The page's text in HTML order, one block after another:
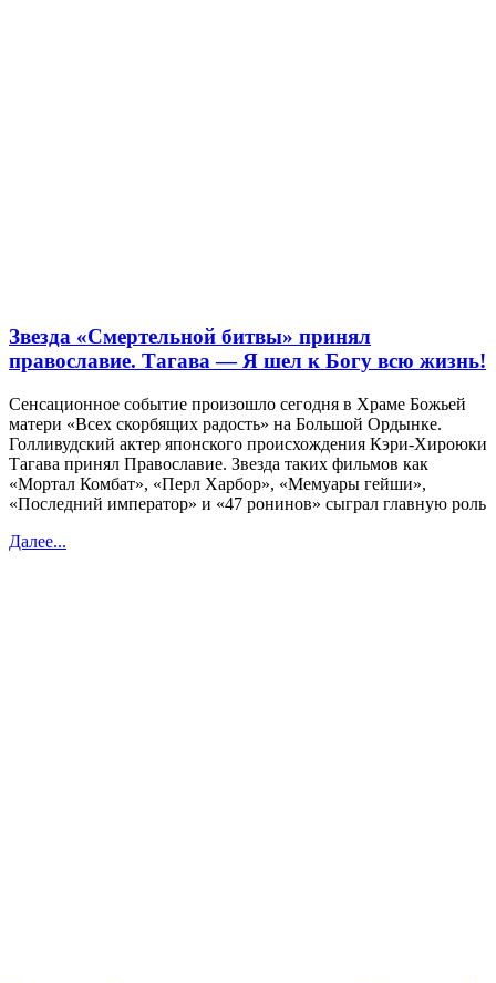
Звезда «Смертельной битвы» принял
православие. Тагава — Я шел к Богу всю жизнь!
Сенсационное событие произошло сегодня в Храме Божьей
матери «Всех скорбящих радость» на Большой Ордынке.
Голливудский актер японского происхождения Кэри-Хироюки
Тагава принял Православие. Звезда таких фильмов как
«Мортал Комбат», «Перл Харбор», «Мемуары гейши»,
«Последний император» и «47 ронинов» сыграл главную роль
Далее...